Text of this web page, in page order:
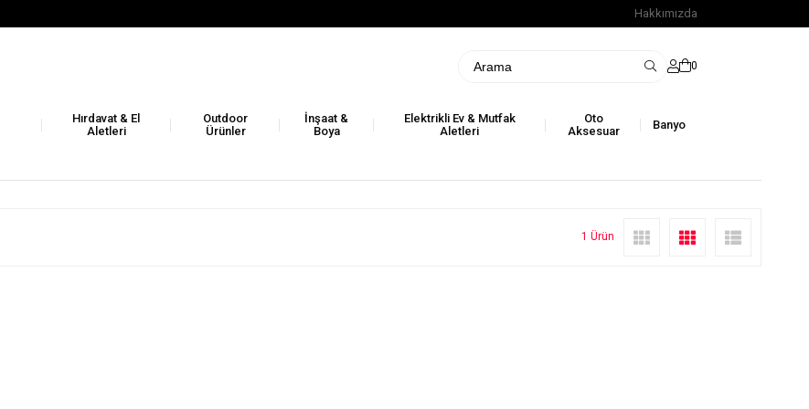
Hakkımızda
0
Hırdavat & El
Aletleri
Outdoor
Ürünler
İnşaat &
Boya
Elektrikli Ev & Mutfak
Aletleri
Oto
Aksesuar
Banyo
1 Ürün